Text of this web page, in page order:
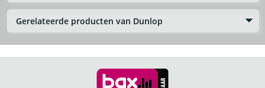
Gerelateerde producten van Dunlop